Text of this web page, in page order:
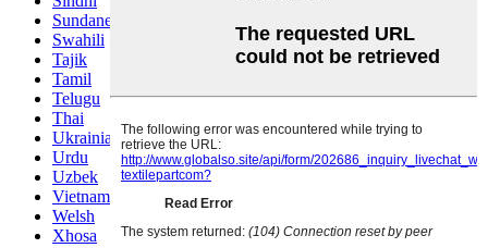
Sundanese
Swahili
Tajik
Tamil
Telugu
Thai
Ukrainian
Urdu
Uzbek
Vietnamese
Welsh
Xhosa